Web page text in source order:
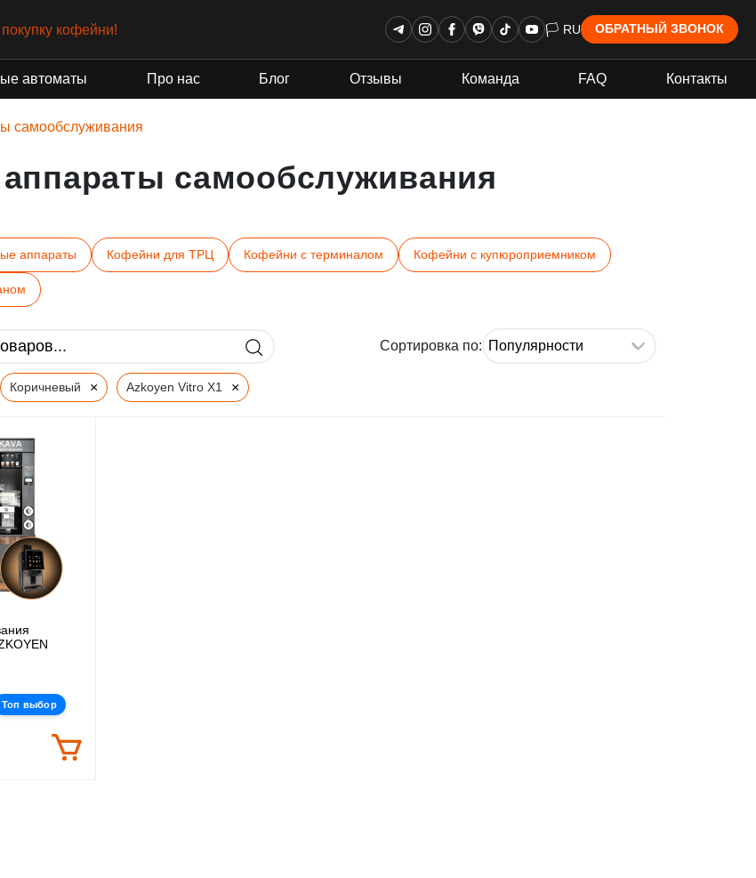
кофейни! 🏳 RU ОБРАТНЫЙ ЗВОНОК
автоматы Про нас Блог Отзывы Команда FAQ Контакты
самообслуживания
самообслуживания
аппараты Кофейни для ТРЦ Кофейни с терминалом Кофейни с купюроприемником
Сортировка по:
Коричневый × Azkoyen Vitro X1 ×
Топ выбор